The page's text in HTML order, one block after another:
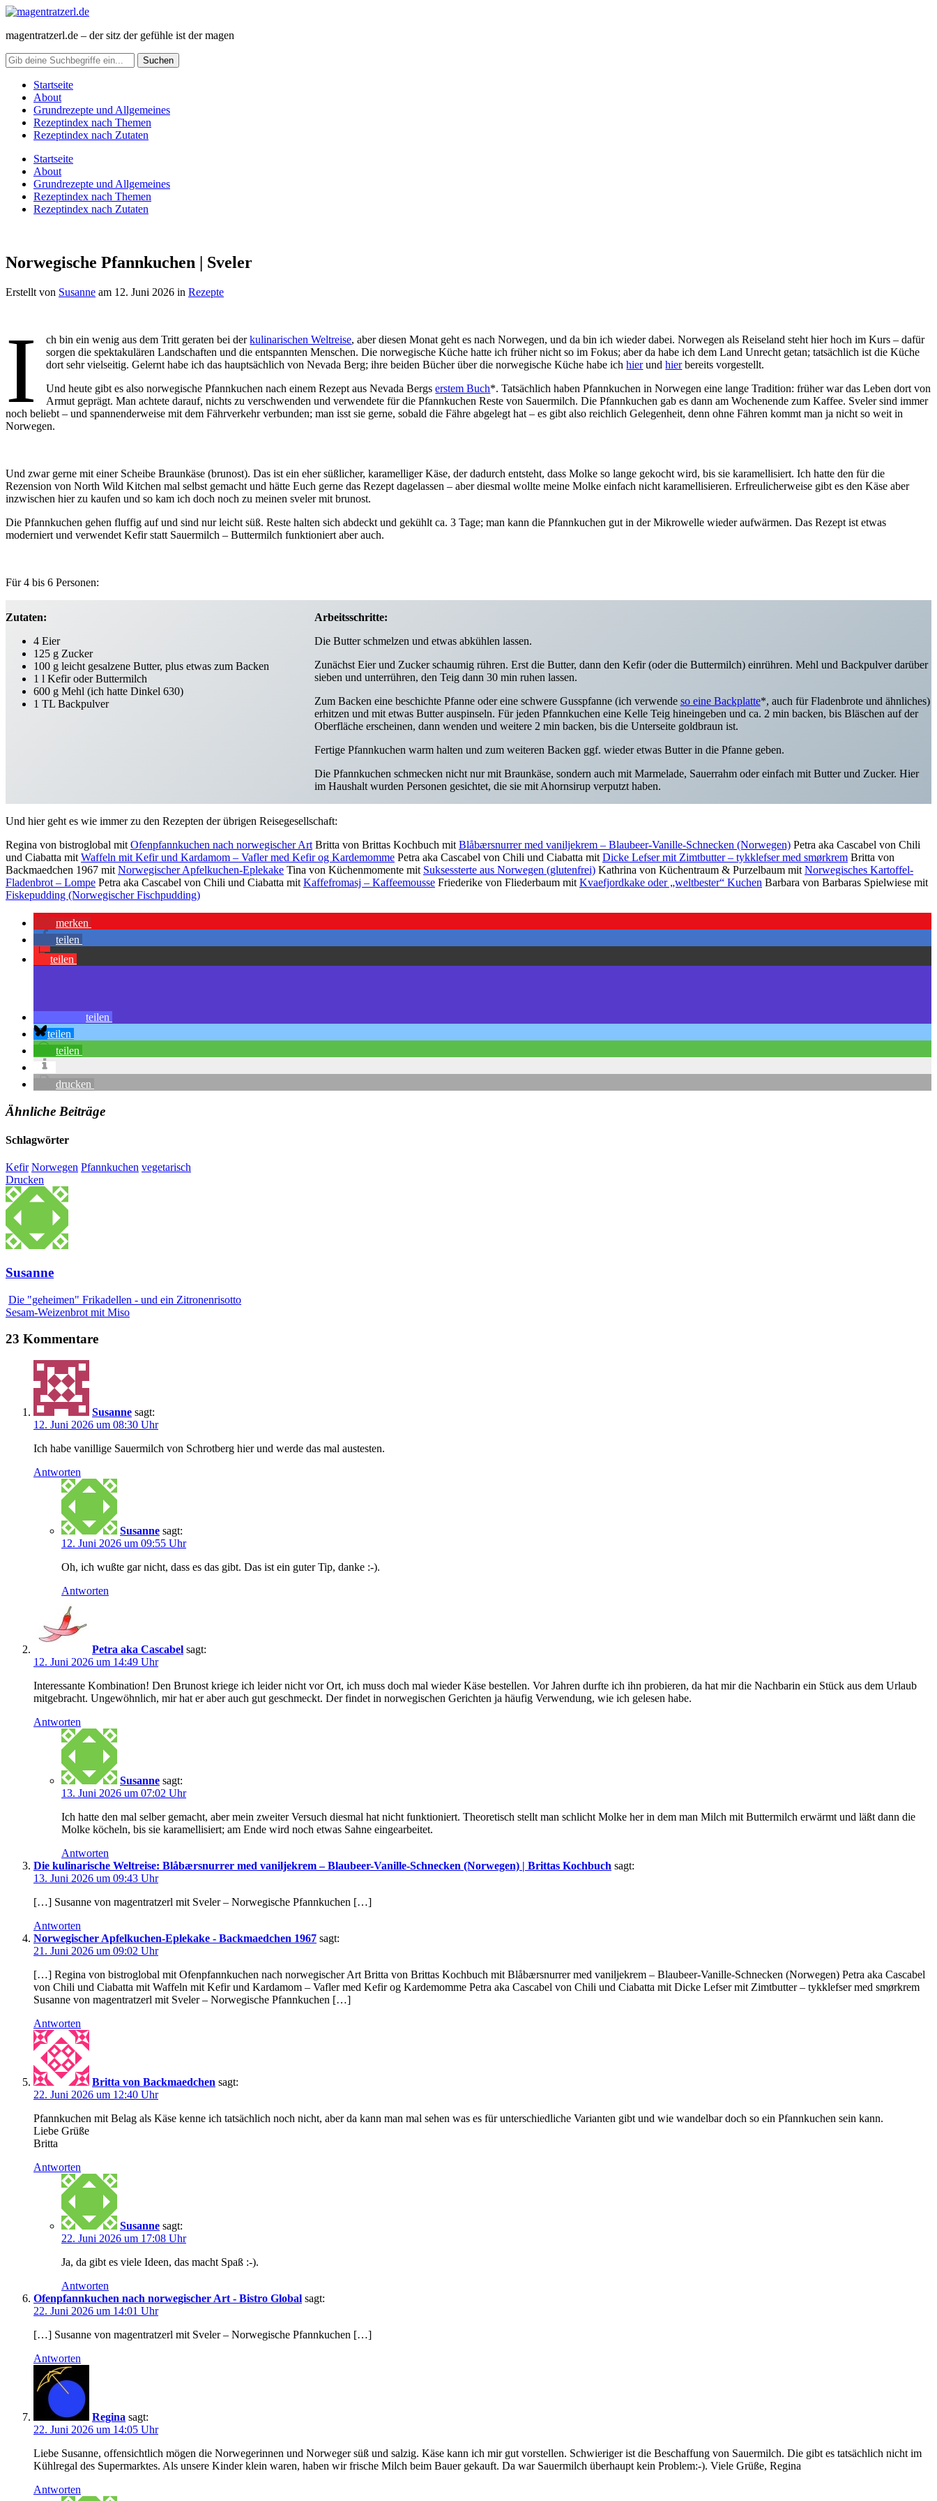
magentratzerl.de – der sitz der gefühle ist der magen
Startseite
About
Grundrezepte und Allgemeines
Rezeptindex nach Themen
Rezeptindex nach Zutaten
Startseite
About
Grundrezepte und Allgemeines
Rezeptindex nach Themen
Rezeptindex nach Zutaten
Norwegische Pfannkuchen | Sveler
Erstellt von Susanne am 12. Juni 2026 in Rezepte
I ch bin ein wenig aus dem Tritt geraten bei derkulinarischen Weltreise, aber diesen Monat geht es nach Norwegen, und da bin ich wieder dabei. Norwegen als Reiseland steht hier hoch im Kurs – dafür
sorgen die spektakulären Landschaften und die entspannten Menschen. Die norwegische Küche hatte ich früher nicht so im Fokus; aber da habe ich dem Land Unrecht getan; tatsächlich ist die Küche
dort sehr vielseitig. Gelernt habe ich das hauptsächlich von Nevada Berg; ihre beiden Bücher über die norwegische Küche habe ichhierundhierbereits vorgestellt.
Und heute gibt es also norwegische Pfannkuchen nach einem Rezept aus Nevada Bergserstem Buch*. Tatsächlich haben Pfannkuchen in Norwegen eine lange Tradition: früher war das Leben dort von
Armut geprägt. Man achtete darauf, nichts zu verschwenden und verwendete für die Pfannkuchen Reste von Sauermilch. Die Pfannkuchen gab es dann am Wochenende zum Kaffee. Sveler sind immer
noch beliebt – und spannenderweise mit dem Fährverkehr verbunden; man isst sie gerne, sobald die Fähre abgelegt hat – es gibt also reichlich Gelegenheit, denn ohne Fähren kommt man ja nicht so weit in
Norwegen.
Und zwar gerne mit einer Scheibe Braunkäse (brunost). Das ist ein eher süßlicher, karamelliger Käse, der dadurch entsteht, dass Molke so lange gekocht wird, bis sie karamellisiert. Ich hatte den für die
Rezension von North Wild Kitchen mal selbst gemacht und hätte Euch gerne das Rezept dagelassen – aber diesmal wollte meine Molke einfach nicht karamellisieren. Erfreulicherweise gibt es den Käse aber
inzwischen hier zu kaufen und so kam ich doch noch zu meinen sveler mit brunost.
Die Pfannkuchen gehen fluffig auf und sind nur leicht süß. Reste halten sich abdeckt und gekühlt ca. 3 Tage; man kann die Pfannkuchen gut in der Mikrowelle wieder aufwärmen. Das Rezept ist etwas
moderniert und verwendet Kefir statt Sauermilch – Buttermilch funktioniert aber auch.
Für 4 bis 6 Personen:
Zutaten:
4 Eier
125 g Zucker
100 g leicht gesalzene Butter, plus etwas zum Backen
1 l Kefir oder Buttermilch
600 g Mehl (ich hatte Dinkel 630)
1 TL Backpulver
Arbeitsschritte:
Die Butter schmelzen und etwas abkühlen lassen.
Zunächst Eier und Zucker schaumig rühren. Erst die Butter, dann den Kefir (oder die Buttermilch) einrühren. Mehl und Backpulver darüber
sieben und unterrühren, den Teig dann 30 min ruhen lassen.
Zum Backen eine beschichte Pfanne oder eine schwere Gusspfanne (ich verwende so eine Backplatte*, auch für Fladenbrote und ähnliches)
erhitzen und mit etwas Butter auspinseln. Für jeden Pfannkuchen eine Kelle Teig hineingeben und ca. 2 min backen, bis Bläschen auf der
Oberfläche erscheinen, dann wenden und weitere 2 min backen, bis die Unterseite goldbraun ist.
Fertige Pfannkuchen warm halten und zum weiteren Backen ggf. wieder etwas Butter in die Pfanne geben.
Die Pfannkuchen schmecken nicht nur mit Braunkäse, sondern auch mit Marmelade, Sauerrahm oder einfach mit Butter und Zucker. Hier
im Haushalt wurden Personen gesichtet, die sie mit Ahornsirup verputzt haben.
Und hier geht es wie immer zu den Rezepten der übrigen Reisegesellschaft:
Regina von bistroglobal mit Ofenpfannkuchen nach norwegischer Art Britta von Brittas Kochbuch mit Blåbærsnurrer med vaniljekrem – Blaubeer-Vanille-Schnecken (Norwegen) Petra aka Cascabel von Chili
und Ciabatta mit Waffeln mit Kefir und Kardamom – Vafler med Kefir og Kardemomme Petra aka Cascabel von Chili und Ciabatta mit Dicke Lefser mit Zimtbutter – tykklefser med smørkrem Britta von
Backmaedchen 1967 mit Norwegischer Apfelkuchen-Eplekake Tina von Küchenmomente mit Suksessterte aus Norwegen (glutenfrei) Kathrina von Küchentraum & Purzelbaum mit Norwegisches Kartoffel-
Fladenbrot – Lompe Petra aka Cascabel von Chili und Ciabatta mit Kaffefromasj – Kaffeemousse Friederike von Fliederbaum mit Kvaefjordkake oder „weltbester“ Kuchen Barbara von Barbaras Spielwiese mit
Fiskepudding (Norwegischer Fischpudding)
merken
teilen
teilen
teilen
teilen
teilen
drucken
Ähnliche Beiträge
Schlagwörter
Kefir Norwegen Pfannkuchen vegetarisch
Drucken
Susanne
Die "geheimen" Frikadellen - und ein Zitronenrisotto
Sesam-Weizenbrot mit Miso
23 Kommentare
Susanne sagt:
12. Juni 2026 um 08:30 Uhr
Ich habe vanillige Sauermilch von Schrotberg hier und werde das mal austesten.
Antworten
Susanne sagt:
12. Juni 2026 um 09:55 Uhr
Oh, ich wußte gar nicht, dass es das gibt. Das ist ein guter Tip, danke :-).
Antworten
Petra aka Cascabel sagt:
12. Juni 2026 um 14:49 Uhr
Interessante Kombination! Den Brunost kriege ich leider nicht vor Ort, ich muss doch mal wieder Käse bestellen. Vor Jahren durfte ich ihn probieren, da hat mir die Nachbarin ein Stück aus dem Urlaub
mitgebracht. Ungewöhnlich, mir hat er aber auch gut geschmeckt. Der findet in norwegischen Gerichten ja häufig Verwendung, wie ich gelesen habe.
Antworten
Susanne sagt:
13. Juni 2026 um 07:02 Uhr
Ich hatte den mal selber gemacht, aber mein zweiter Versuch diesmal hat nicht funktioniert. Theoretisch stellt man schlicht Molke her in dem man Milch mit Buttermilch erwärmt und läßt dann die
Molke köcheln, bis sie karamellisiert; am Ende wird noch etwas Sahne eingearbeitet.
Antworten
Die kulinarische Weltreise: Blåbærsnurrer med vaniljekrem – Blaubeer-Vanille-Schnecken (Norwegen) | Brittas Kochbuch sagt:
13. Juni 2026 um 09:43 Uhr
[…] Susanne von magentratzerl mit Sveler – Norwegische Pfannkuchen […]
Antworten
Norwegischer Apfelkuchen-Eplekake - Backmaedchen 1967 sagt:
21. Juni 2026 um 09:02 Uhr
[…] Regina von bistroglobal mit Ofenpfannkuchen nach norwegischer Art Britta von Brittas Kochbuch mit Blåbærsnurrer med vaniljekrem – Blaubeer-Vanille-Schnecken (Norwegen) Petra aka Cascabel
von Chili und Ciabatta mit Waffeln mit Kefir und Kardamom – Vafler med Kefir og Kardemomme Petra aka Cascabel von Chili und Ciabatta mit Dicke Lefser mit Zimtbutter – tykklefser med smørkrem
Susanne von magentratzerl mit Sveler – Norwegische Pfannkuchen […]
Antworten
Britta von Backmaedchen sagt:
22. Juni 2026 um 12:40 Uhr
Pfannkuchen mit Belag als Käse kenne ich tatsächlich noch nicht, aber da kann man mal sehen was es für unterschiedliche Varianten gibt und wie wandelbar doch so ein Pfannkuchen sein kann.
Liebe Grüße
Britta
Antworten
Susanne sagt:
22. Juni 2026 um 17:08 Uhr
Ja, da gibt es viele Ideen, das macht Spaß :-).
Antworten
Ofenpfannkuchen nach norwegischer Art - Bistro Global sagt:
22. Juni 2026 um 14:01 Uhr
[…] Susanne von magentratzerl mit Sveler – Norwegische Pfannkuchen […]
Antworten
Regina sagt:
22. Juni 2026 um 14:05 Uhr
Liebe Susanne, offensichtlich mögen die Norwegerinnen und Norweger süß und salzig. Käse kann ich mir gut vorstellen. Schwieriger ist die Beschaffung von Sauermilch. Die gibt es tatsächlich nicht im
Kühlregal des Supermarktes. Als unsere Kinder klein waren, haben wir frische Milch beim Bauer gekauft. Da war Sauermilch überhaupt kein Problem:-). Viele Grüße, Regina
Antworten